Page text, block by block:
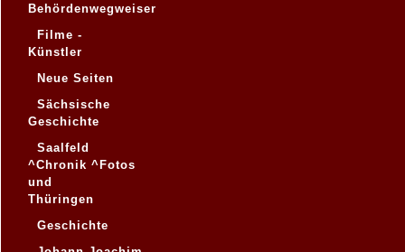
Behördenwegweiser
Filme -
Künstler
Neue Seiten
Sächsische
Geschichte
Saalfeld
^Chronik ^Fotos
und
Thüringen
Geschichte